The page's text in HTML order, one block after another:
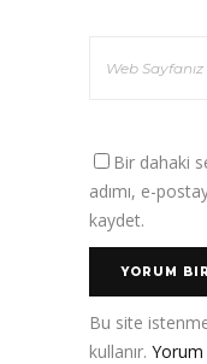
Bir dahaki
adımı, e-
kaydet.
Bu site
kullanır. Yorum